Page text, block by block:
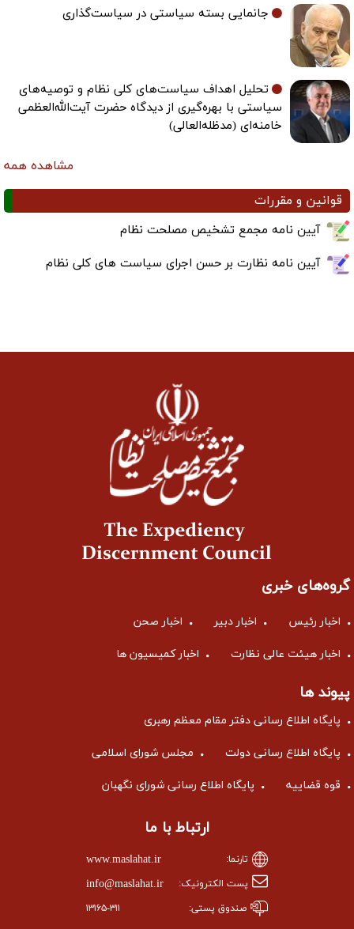
جانمایی بسته سیاستی در سیاست‌گذاری
تحلیل اهداف سیاست‌های کلی نظام و توصیه‌های
سیاستی با بهره‌گیری از دیدگاه حضرت آیت‌الله‌العظمی
خامنه‌ای (مدظله‌العالی)
مشاهده همه
قوانین و مقررات
آیین نامه مجمع تشخیص مصلحت نظام
آیین نامه نظارت بر حسن اجرای سیاست های کلی نظام
گروه‌های خبری
اخبار رئیس اخبار دبیر اخبار صحن
اخبار هیئت عالی نظارت اخبار کمیسیون ها
پیوند ها
پایگاه اطلاع رسانی دفتر مقام معظم رهبری
پایگاه اطلاع رسانی دولت مجلس شورای اسلامی
قوه قضاییه پایگاه اطلاع رسانی شورای نگهبان
ارتباط با ما
تارنما: www.maslahat.ir
پست الکترونیک: info@maslahat.ir
صندوق پستی: ۱۳۱۶۵-۳۱۱